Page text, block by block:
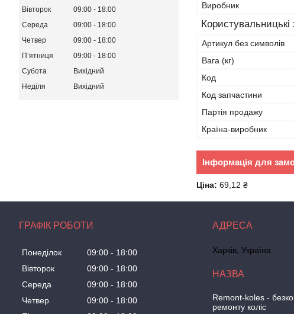
Виробник
Користувальницькі
Артикул без символів
Вага (кг)
Код
Код запчастини
Партія продажу
Країна-виробник
Інформація для
Ціна: 69,12 ₴
Вівторок
09:00
18:00
Середа
09:00
18:00
Четвер
09:00
18:00
Пʼятниця
09:00
18:00
Субота
Вихідний
Неділя
Вихідний
ГРАФІК РОБОТИ
Понеділок 09:00
18:00
Вівторок
09:00
18:00
Середа
09:00
18:00
Четвер
09:00
18:00
Харків, Україна
Remont-koles -
ремонту коліс